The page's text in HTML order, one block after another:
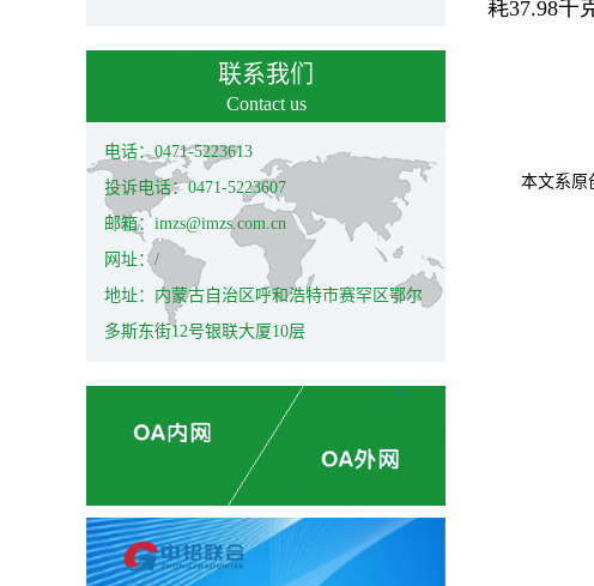
联系我们
Contact us
电话：0471-5223613
投诉电话：0471-5223607
邮箱：imzs@imzs.com.cn
网址：/
地址：内蒙古自治区呼和浩特市赛罕区鄂尔
多斯东街12号银联大厦10层
耗37.98千
本文系原